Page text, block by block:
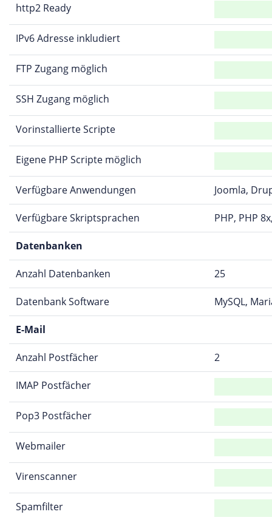
http2 Ready
IPv6 Adresse inkludiert
FTP Zugang möglich
SSH Zugang möglich
Vorinstallierte Scripte
Eigene PHP Scripte möglich
Verfügbare Anwendungen Joomla,
Verfügbare Skriptsprachen PHP, PHP
Datenbanken
Anzahl Datenbanken 25
Datenbank Software MySQL,
E-Mail
Anzahl Postfächer 2
IMAP Postfächer
Pop3 Postfächer
Webmailer
Virenscanner
Spamfilter